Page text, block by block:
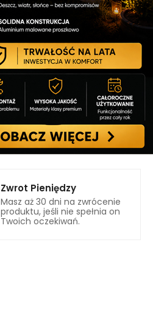
Zwrot Pieniędzy
Masz aż 30 dni na zwrócenie
produktu, jeśli nie spełnia on
Twoich oczekiwań.